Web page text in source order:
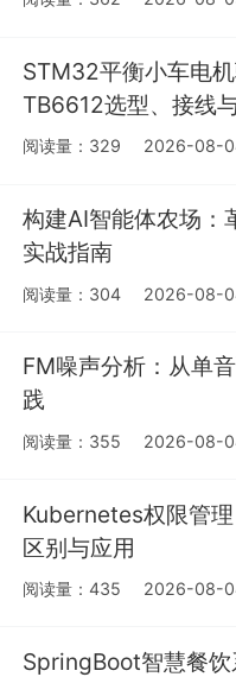
STM32平衡小车电
TB6612选型、接线
阅读量：329 2026-08-
构建AI智能体农场：
实战指南
阅读量：304 2026-08-
FM噪声分析：从单
践
阅读量：355 2026-08-
Kubernetes权限管
区别与应用
阅读量：435 2026-08-
SpringBoot智慧餐